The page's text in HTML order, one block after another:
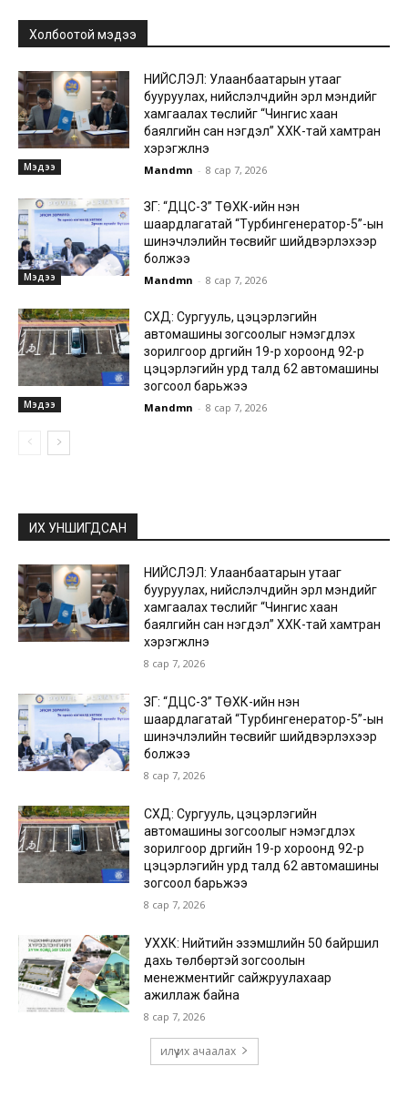
Холбоотой мэдээ
Мэдээ
НИЙСЛЭЛ: Улаанбаатарын утааг
бууруулах, нийслэлчүүдийн эрүүл мэндийг
хамгаалах төслийг “Чингис хаан
баялгийн сан нэгдэл” ХХК-тай хамтран
хэрэгжүүлнэ
Mandmn - 8 сар 7, 2026
Мэдээ
ЗГ: “ДЦС-3” ТӨХК-ийн нэн
шаардлагатай “Турбингенератор-5”-ын
шинэчлэлийн төсвийг шийдвэрлэхээр
болжээ
Mandmn - 8 сар 7, 2026
Мэдээ
СХД: Сургууль, цэцэрлэгийн
автомашины зогсоолыг нэмэгдүүлэх
зорилгоор дүүргийн 19-р хороонд 92-р
цэцэрлэгийн урд талд 62 автомашины
зогсоол барьжээ
Mandmn - 8 сар 7, 2026
ИХ УНШИГДСАН
НИЙСЛЭЛ: Улаанбаатарын утааг
бууруулах, нийслэлчүүдийн эрүүл мэндийг
хамгаалах төслийг “Чингис хаан
баялгийн сан нэгдэл” ХХК-тай хамтран
хэрэгжүүлнэ
8 сар 7, 2026
ЗГ: “ДЦС-3” ТӨХК-ийн нэн
шаардлагатай “Турбингенератор-5”-ын
шинэчлэлийн төсвийг шийдвэрлэхээр
болжээ
8 сар 7, 2026
СХД: Сургууль, цэцэрлэгийн
автомашины зогсоолыг нэмэгдүүлэх
зорилгоор дүүргийн 19-р хороонд 92-р
цэцэрлэгийн урд талд 62 автомашины
зогсоол барьжээ
8 сар 7, 2026
УХХК: Нийтийн эзэмшлийн 50 байршил
дахь төлбөртэй зогсоолын
менежментийг сайжруулахаар
ажиллаж байна
8 сар 7, 2026
илүү их ачаалах